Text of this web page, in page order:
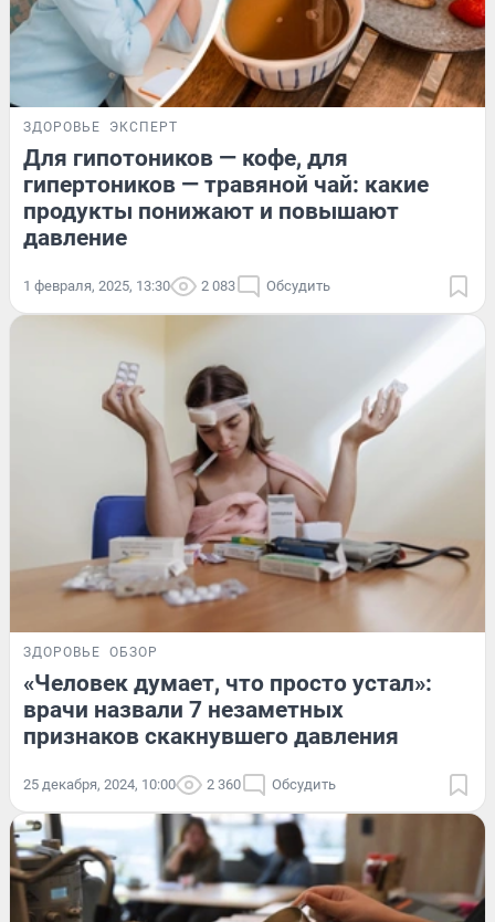
ЗДОРОВЬЕ ЭКСПЕРТ
Для гипотоников — кофе, для
гипертоников — травяной чай: какие
продукты понижают и повышают
давление
1 февраля, 2025, 13:30 2 083 Обсудить
ЗДОРОВЬЕ ОБЗОР
«Человек думает, что просто устал»:
врачи назвали 7 незаметных
признаков скакнувшего давления
25 декабря, 2024, 10:00 2 360 Обсудить